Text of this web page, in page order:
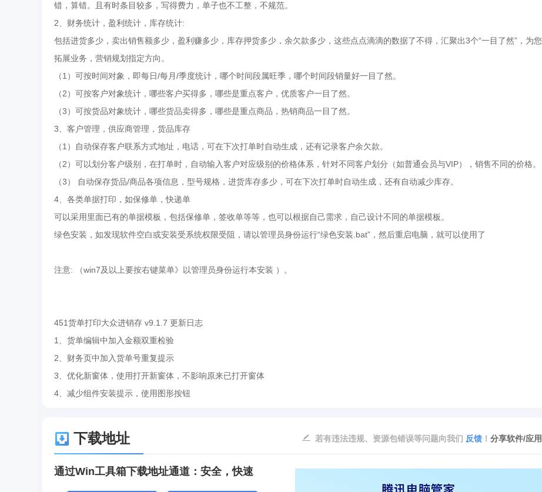
错，算错。且有时条目较多，写得费力，单子也不工整，不规范。
2、财务统计，盈利统计，库存统计:
包括进货多少，卖出销售额多少，盈利赚多少，库存押货多少，余欠款多少，这些点点滴滴的数据了不得，汇聚出3个“一目了然”，为您
拓展业务，营销规划指定方向。
（1）可按时间对象，即每日/每月/季度统计，哪个时间段属旺季，哪个时间段销量好一目了然。
（2）可按客户对象统计，哪些客户买得多，哪些是重点客户，优质客户一目了然。
（3）可按货品对象统计，哪些货品卖得多，哪些是重点商品，热销商品一目了然。
3、客户管理，供应商管理，货品库存
（1）自动保存客户联系方式地址，电话，可在下次打单时自动生成，还有记录客户余欠款。
（2）可以划分客户级别，在打单时，自动输入客户对应级别的价格体系，针对不同客户划分（如普通会员与VIP），销售不同的价格。
（3） 自动保存货品/商品各项信息，型号规格，进货库存多少，可在下次打单时自动生成，还有自动减少库存。
4、各类单据打印，如保修单，快递单
可以采用里面已有的单据模板，包括保修单，签收单等等，也可以根据自己需求，自己设计不同的单据模板。
绿色安装，如发现软件空白或安装受系统权限受阻，请以管理员身份运行“绿色安装.bat”，然后重启电脑，就可以使用了
注意: （win7及以上要按右键菜单》以管理员身份运行本安装 ）。
451货单打印大众进销存 v9.1.7 更新日志
1、货单编辑中加入金额双重检验
2、财务页中加入货单号重复提示
3、优化新窗体，使用打开新窗体，不影响原来已打开窗体
4、减少组件安装提示，使用图形按钮
下载地址 分享软件/应用
若有违法违规、资源包错误等问题向我们 反馈 ！
通过Win工具箱下载地址通道：安全，快速